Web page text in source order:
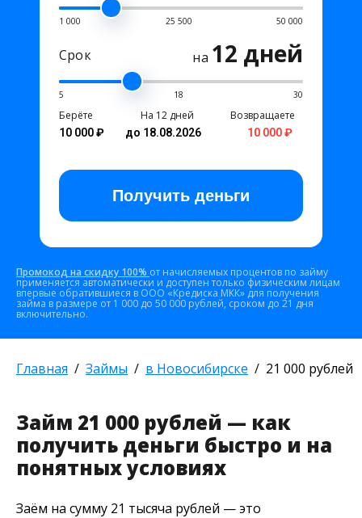
1 000 25 500 50 000
Срок на 12 дней
5 18 30
Берёте
10 000 ₽
На 12 дней
до 18.08.2026
Возвращаете
10 000 ₽
Получить деньги
Промокод на скидку 100% от начисляемых процентов по займу
применяется автоматически и доступен только физическим лицам
впервые обратившиеся в ООО «Кредиска МКК» для получения
займа в размере от 1 000 до 50 000 рублей, сроком до 21 дня
включительно.
Главная Займы в Новосибирске 21 000 рублей
Займ 21 000 рублей — как
получить деньги быстро и на
понятных условиях
Заём на сумму 21 тысяча рублей — это